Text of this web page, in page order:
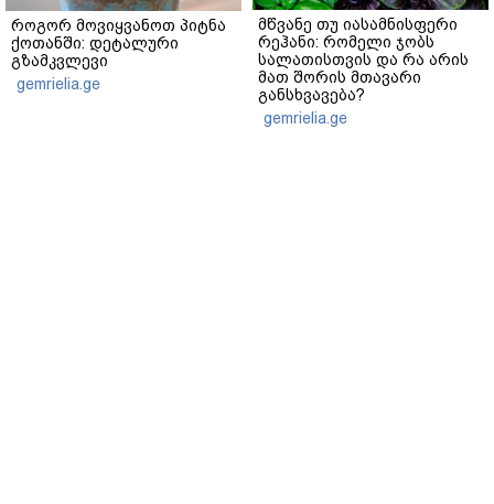
როგორ მოვიყვანოთ პიტნა
ქოთანში: დეტალური
გზამკვლევი
gemrielia.ge
მწვანე თუ იასამნისფერი
რეჰანი: რომელი ჯობს
სალათისთვის და რა არის
მათ შორის მთავარი
განსხვავება?
gemrielia.ge